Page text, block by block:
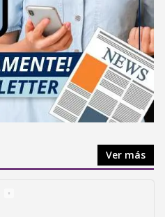
Ver más